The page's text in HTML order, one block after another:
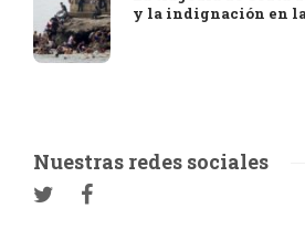
y la indignación en
Nuestras redes sociales